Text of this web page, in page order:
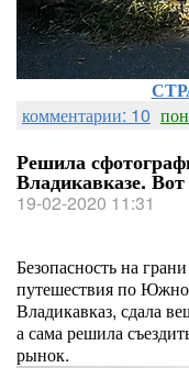
комментарии: 10
Решила
Владикавказе.
19-02-2020 11:31
Безопасность на
путешествия по
Владикавказ, сдала
а сама решила
рынок.